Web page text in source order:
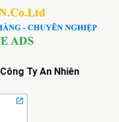
Công Ty An Nhiên